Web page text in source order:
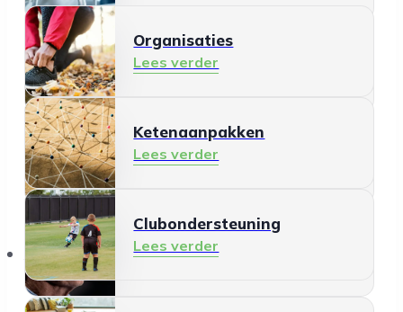
Gezonde leefomgeving
Lees verder
Ontmoeten en meedoen
Lees verder
Mantelzorg
Lees verder
Organisaties
Lees verder
Ketenaanpakken
Lees verder
Clubondersteuning
Lees verder
Aanbod